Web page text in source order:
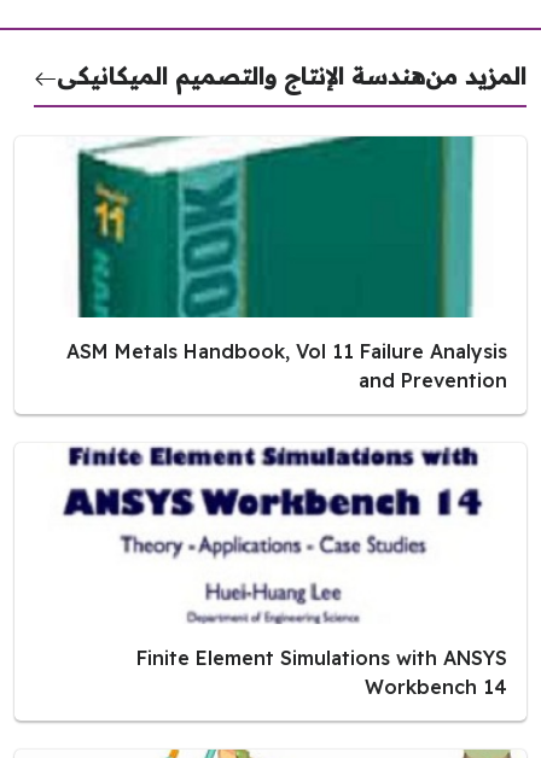
منهندسة الإنتاج والتصميم الميكانيكى
ASM Metals Handbook, Vol 11 Failure Analysis
and Prevention
Finite Element Simulations with ANSYS
Workbench 14